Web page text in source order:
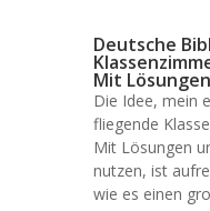
Deutsche
Mit Lösungen
Die Idee, mein
fliegende
Mit Lösungen
nutzen, ist
wie es einen